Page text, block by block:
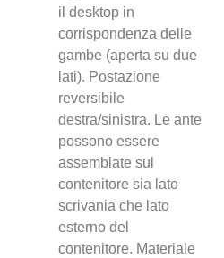
il desktop in
corrispondenza delle
gambe (aperta su due
lati). Postazione
reversibile
destra/sinistra. Le ante
possono essere
assemblate sul
contenitore sia lato
scrivania che lato
esterno del
contenitore. Materiale